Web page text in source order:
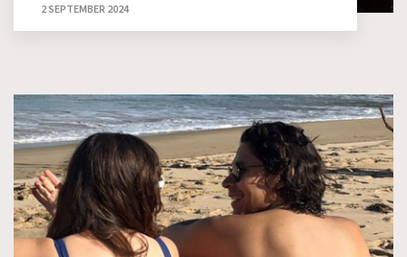
2 SEPTEMBER 2024